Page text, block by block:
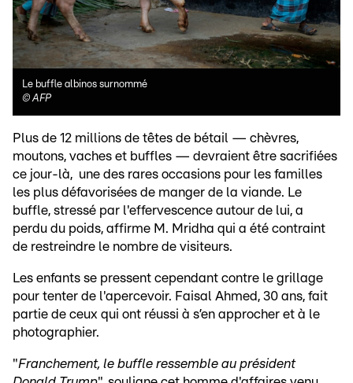
Le buffle albinos surnommé
©AFP
Plus de 12 millions de têtes de bétail — chèvres,
moutons, vaches et buffles — devraient être sacrifiées
ce jour-là, une des rares occasions pour les familles
les plus défavorisées de manger de la viande. Le
buffle, stressé par l'effervescence autour de lui, a
perdu du poids, affirme M. Mridha qui a été contraint
de restreindre le nombre de visiteurs.
Les enfants se pressent cependant contre le grillage
pour tenter de l'apercevoir. Faisal Ahmed, 30 ans, fait
partie de ceux qui ont réussi à s’en approcher et à le
photographier.
"Franchement, le buffle ressemble au président